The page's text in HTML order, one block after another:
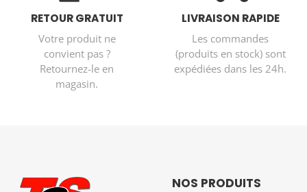
RETOUR GRATUIT
Votre produit ne
convient pas ?
Retournez-le en
magasin.
LIVRAISON RAPIDE
Les commandes
(produits en stock) sont
expédiées dans les 24h.
NOS PRODUITS